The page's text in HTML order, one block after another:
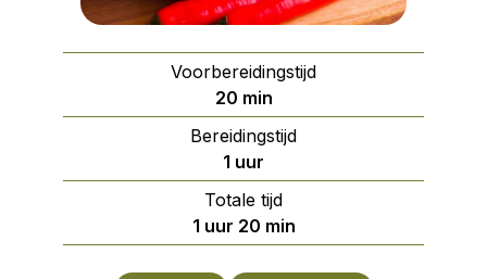
Voorbereidingstijd
20minuten
min
Bereidingstijd
1 uur
uur
Totale tijd
1uur
uur 20minuten
min